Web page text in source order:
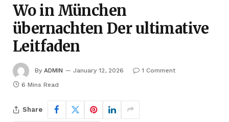
Wo in München
übernachten Der ultimative
Leitfaden
By ADMIN January 12, 2026
1 Comment
6 Mins Read
Share